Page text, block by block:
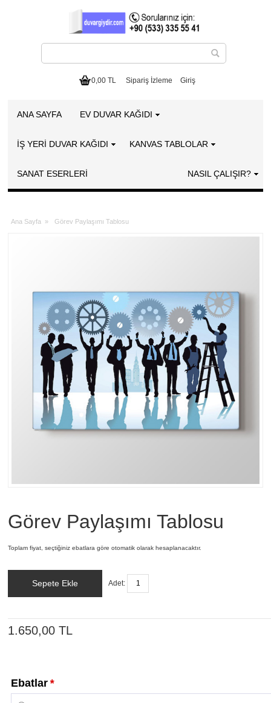
0,00 TL Sipariş İzleme Giriş
ANA SAYFA EV DUVAR KAĞIDI
İŞ YERİ DUVAR KAĞIDI KANVAS TABLOLAR
SANAT ESERLERI NASIL ÇALIŞIR?
Ana Sayfa » Görev Paylaşımı Tablosu
Görev Paylaşımı Tablosu
Toplam fiyat, seçtiğiniz ebatlara göre otomatik olarak hesaplanacaktır.
Sepete Ekle Adet:
1.650,00 TL
*
Ebatlar